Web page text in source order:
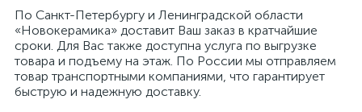
По Санкт-Петербургу и Ленинградской области
«Новокерамика» доставит Ваш заказ в кратчайшие
сроки. Для Вас также доступна услуга по выгрузке
товара и подъему на этаж. По России мы отправляем
товар транспортными компаниями, что гарантирует
быструю и надежную доставку.